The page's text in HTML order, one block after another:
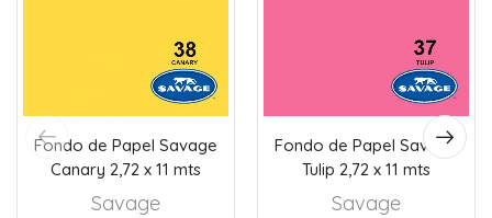
Fondo de Papel Savage
Canary 2,72 x 11 mts
Savage
Fondo de Papel Savage
Tulip 2,72 x 11 mts
Savage